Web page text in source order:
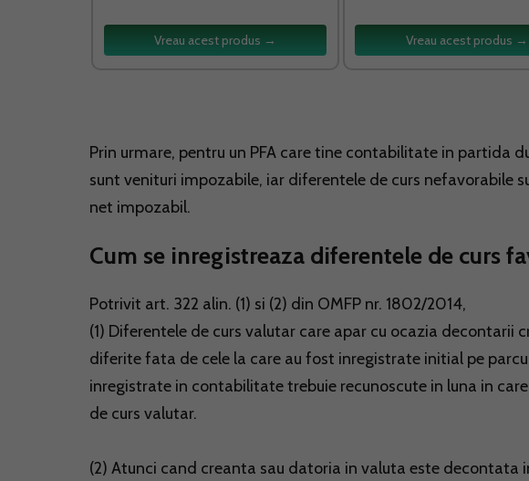
Vreau acest produs → Vreau acest produs →
Prin urmare, pentru un PFA care tine contabilitate in partida
sunt venituri impozabile, iar diferentele de curs nefavorabile
net impozabil.
Cum se inregistreaza diferentele de curs
Potrivit art. 322 alin. (1) si (2) din OMFP nr. 1802/2014,
(1) Diferentele de curs valutar care apar cu ocazia decontarii
diferite fata de cele la care au fost inregistrate initial pe
inregistrate in contabilitate trebuie recunoscute in luna in
de curs valutar.
(2) Atunci cand creanta sau datoria in valuta este decontata